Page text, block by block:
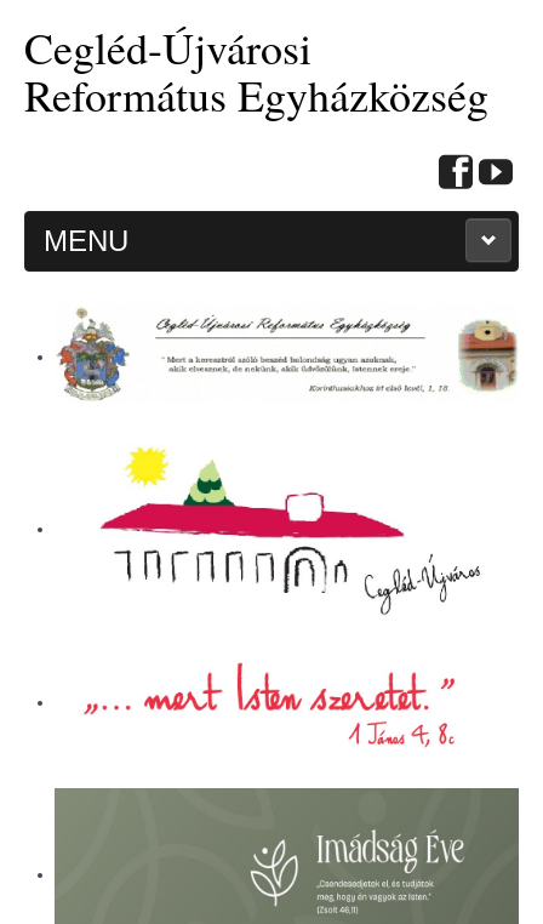
Cegléd-Újvárosi
Református Egyházközség
MENU
KEZDŐOLDAL
HITMÉLYÍTŐ CIKKEK
ALKALMAINK
ÜGYINTÉZÉS
ELÉRHETŐSÉG
EVANGÉLIZÁCIÓS SOROZATOK
KÓRHÁZLELKÉSZI SZOLGÁLAT